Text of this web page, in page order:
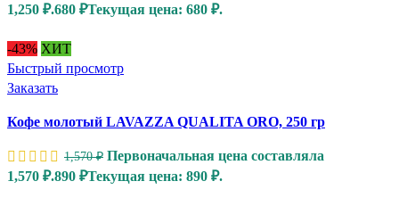
1,250 ₽.680 ₽Текущая цена: 680 ₽.
-43% ХИТ
Быстрый просмотр
Заказать
Кофе молотый LAVAZZA QUALITA ORO, 250 гр
1,570₽ Первоначальная цена составляла
1,570 ₽.890 ₽Текущая цена: 890 ₽.